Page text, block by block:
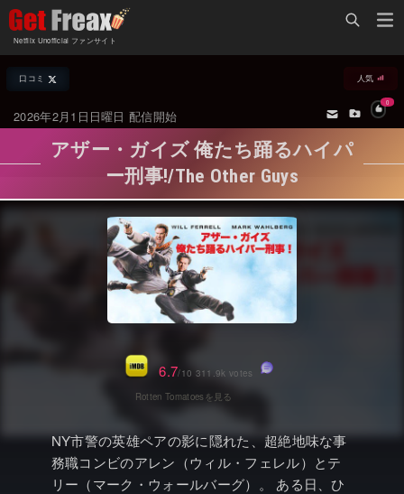
Netflix Unofficial ファンサイト
Netflix新着作品
オールジャンル
海外ドラマ・シリーズ
海外映画
国内TV番組・ドラマ
国内映画
アジアTV番組・ドラマ
アジア映画
ドキュメンタリー
Netflixオリジナル作品
配信終了予定の作品
海外ドラマ・ラインナップ
Netflix 人気ランキング
Netflix 全作品ラインナップ
Netflix配信作品カスタム検索
トレンド
VOD 総合作品情報
Netflix・VOD総合News
Watchlistへ
Netflix Video
口コミ 人気
2026年2月1日日曜日 配信開始
0
アザー・ガイズ 俺たち踊るハイパ
ー刑事!/The Other Guys
NY市警の英雄ペアの影に隠れた、超絶地味な事
務職コンビのアレン（ウィル・フェレル）とテ
リー（マーク・ウォールバーグ）。 ある日、ひ
6.7/10 311.9k votes